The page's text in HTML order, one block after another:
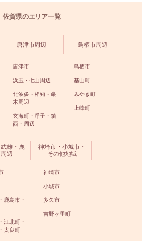
佐賀県のエリア一覧
唐津市周辺
唐津市
浜玉・七山周辺
北波多・相知・厳
木周辺
玄海町・呼子・鎮
西・周辺
鳥栖市周辺
鳥栖市
基山町
みやき町
上峰町
雄・鹿
辺
鹿島市・
江北町・
太良町
神埼市・小城市・
その他地域
神埼市
小城市
多久市
吉野ヶ里町